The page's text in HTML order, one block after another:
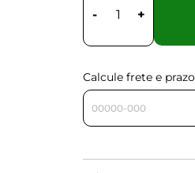
- +
Calcule frete e prazo